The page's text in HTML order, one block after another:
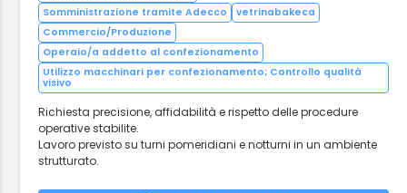
Somministrazione tramite Adecco
vetrinabakeca
Commercio/Produzione
Operaio/a addetto al confezionamento
Utilizzo macchinari per confezionamento; Controllo qualità
visivo
Richiesta precisione, affidabilità e rispetto delle procedure
operative stabilite.
Lavoro previsto su turni pomeridiani e notturni in un ambiente
strutturato.